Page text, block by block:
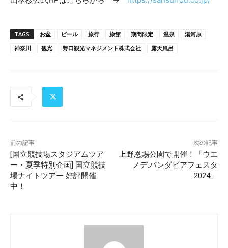
TAGS お盆 ビール 旅行 旅館 期間限定 温泉
湯河原
神奈川
観光 野口観光マネジメント株式会社 露天風呂
前の記事
[国立競技場スタジアムツア
ー・夏季特別企画] 国立競技
場ナイトツアー 好評開催
中！
次の記事
上野恩賜公園で開催！「ウエ
ノデ.パンダビアフェスタ
2024」